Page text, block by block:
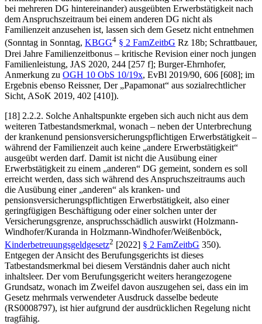
bei mehreren DG hintereinander) ausgeübten Erwerbstätigkeit nach
dem Anspruchszeitraum bei einem anderen DG nicht als
Familienzeit anzusehen ist, lassen sich dem Gesetz nicht entnehmen
(Sonntag in Sonntag, KBGG4 § 2 FamZeitbG Rz 18b; Schrattbauer,
Drei Jahre Familienzeitbonus – kritische Revision einer noch jungen
Familienleistung, JAS 2020, 244 [257 f]; Burger-Ehrnhofer,
Anmerkung zu OGH 10 ObS 10/19x, EvBl 2019/90, 606 [608]; im
Ergebnis ebenso Reissner, Der „Papamonat“ aus sozialrechtlicher
Sicht, ASoK 2019, 402 [410]).
[18] 2.2.2. Solche Anhaltspunkte ergeben sich auch nicht aus dem
weiteren Tatbestandsmerkmal, wonach – neben der Unterbrechung
der krankenund pensionsversicherungspflichtigen Erwerbstätigkeit –
während der Familienzeit auch keine „andere Erwerbstätigkeit“
ausgeübt werden darf. Damit ist nicht die Ausübung einer
Erwerbstätigkeit zu einem „anderen“ DG gemeint, sondern es soll
erreicht werden, dass sich während des Anspruchszeitraums auch
die Ausübung einer „anderen“ als kranken- und
pensionsversicherungspflichtigen Erwerbstätigkeit, also einer
geringfügigen Beschäftigung oder einer solchen unter der
Versicherungsgrenze, anspruchsschädlich auswirkt (Holzmann-
Windhofer/Kuranda in Holzmann-Windhofer/Weißenböck,
Kinderbetreuungsgeldgesetz2 [2022] § 2 FamZeitbG 350).
Entgegen der Ansicht des Berufungsgerichts ist dieses
Tatbestandsmerkmal bei diesem Verständnis daher auch nicht
inhaltsleer. Der vom Berufungsgericht weiters herangezogene
Grundsatz, wonach im Zweifel davon auszugehen sei, dass ein im
Gesetz mehrmals verwendeter Ausdruck dasselbe bedeute
(RS0008797), ist hier aufgrund der ausdrücklichen Regelung nicht
tragfähig.